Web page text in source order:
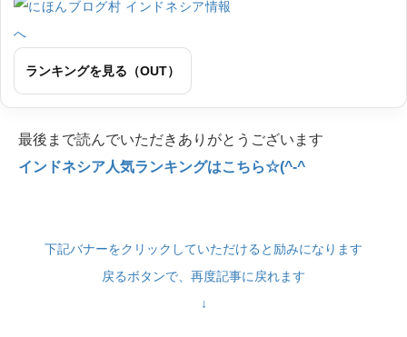
ランキングを見る（OUT）
最後まで読んでいただきありがとうございます
インドネシア人気ランキングはこちら☆(^-^
下記バナーをクリックしていただけると励みになります
戻るボタンで、再度記事に戻れます
↓